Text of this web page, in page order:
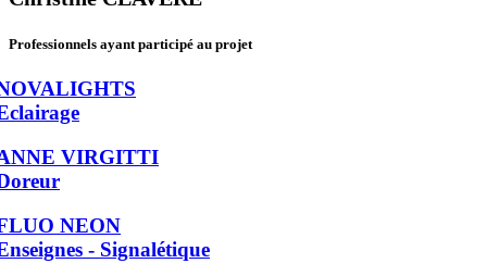
Professionnels ayant participé au projet
VIRGITTI
NEON
- Signalétique